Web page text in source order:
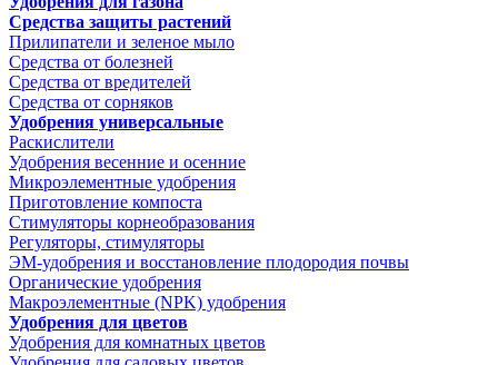
Средства защиты растений
Прилипатели и зеленое мыло
Средства от болезней
Средства от вредителей
Средства от сорняков
Удобрения универсальные
Раскислители
Удобрения весенние и осенние
Микроэлементные удобрения
Приготовление компоста
Стимуляторы корнеобразования
Регуляторы, стимуляторы
ЭМ-удобрения и восстановление плодородия почвы
Органические удобрения
Макроэлементные (NPK) удобрения
Удобрения для цветов
Удобрения для комнатных цветов